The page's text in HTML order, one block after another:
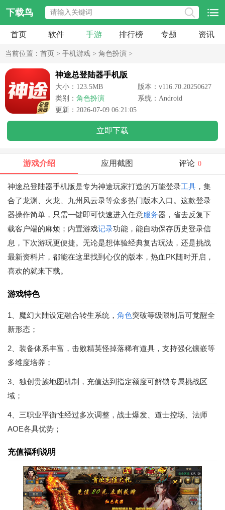
下载鸟
首页 软件 手游 排行榜 专题 资讯
当前位置： 首页 > 手机游戏 > 角色扮演 >
神途总登陆器手机版
大小：123.5MB
版本：v116.70.20250627
类别： 角色扮演
系统：Android
更新：2026-07-09 06:21:05
立即下载
游戏介绍 应用截图 评论 0
神途总登陆器手机版是专为神途玩家打造的万能登录工具 ，集
合了龙渊、火龙、九州风云录等众多热门版本入口。这款登录
器操作简单，只需一键即可快速进入任意服务器，省去反复下
载客户端的麻烦；内置游戏记录功能，能自动保存历史登录信
息，下次游玩更便捷。无论是想体验经典复古玩法，还是挑战
最新资料片，都能在这里找到心仪的版本，热血PK随时开启，
喜欢的就来下载。
游戏特色
1、魔幻大陆设定融合转生系统， 角色突破等级限制后可觉醒全
新形态；
2、装备体系丰富，击败精英怪掉落稀有道具，支持强化镶嵌等
多维度培养；
3、独创贵族地图机制，充值达到指定额度可解锁专属挑战区
域；
4、三职业平衡性经过多次调整，战士爆发、道士控场、法师
AOE各具优势；
充值福利说明